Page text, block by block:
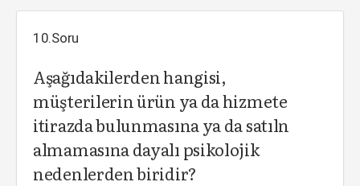
10.Soru
Aşağıdakilerden hangisi,
müşterilerin ürün ya da hizmete
itirazda bulunmasına ya da satıln
almamasına dayalı psikolojik
nedenlerden biridir?